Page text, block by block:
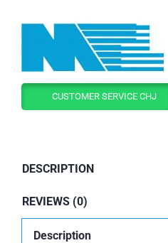
CUSTOMER SERVICE CHJ
DESCRIPTION
REVIEWS (0)
Description